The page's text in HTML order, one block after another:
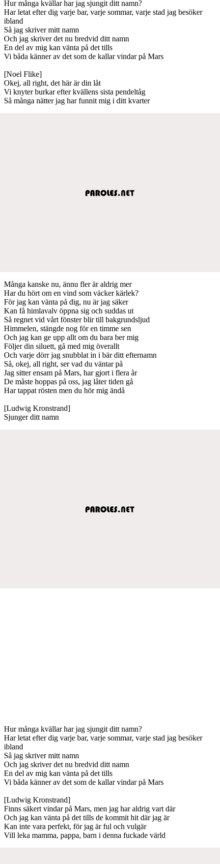
Hur många kvällar har jag sjungit ditt namn?
Har letat efter dig varje bar, varje sommar, varje stad jag besöker
ibland
Så jag skriver mitt namn
Och jag skriver det nu bredvid ditt namn
En del av mig kan vänta på det tills
Vi båda känner av det som de kallar vindar på Mars
[Noel Flike]
Okej, all right, det här är din låt
Vi knyter burkar efter kvällens sista pendeltåg
Så många nätter jag har funnit mig i ditt kvarter
Många kanske nu, ännu fler är aldrig mer
Har du hört om en vind som väcker kärlek?
För jag kan vänta på dig, nu är jag säker
Kan få himlavalv öppna sig och suddas ut
Så regnet vid vårt fönster blir till bakgrundsljud
Himmelen, stängde nog för en timme sen
Och jag kan ge upp allt om du bara ber mig
Följer din siluett, gå med mig överallt
Och varje dörr jag snubblat in i bär ditt efternamn
Så, okej, all right, ser vad du väntar på
Jag sitter ensam på Mars, har gjort i flera år
De måste hoppas på oss, jag låter tiden gå
Har tappat rösten men du hör mig ändå
[Ludwig Kronstrand]
Sjunger ditt namn
Hur många kvällar har jag sjungit ditt namn?
Har letat efter dig varje bar, varje sommar, varje stad jag besöker
ibland
Så jag skriver mitt namn
Och jag skriver det nu bredvid ditt namn
En del av mig kan vänta på det tills
Vi båda känner av det som de kallar vindar på Mars
[Ludwig Kronstrand]
Finns säkert vindar på Mars, men jag har aldrig vart där
Och jag kan vänta på det tills de kommit hit där jag är
Kan inte vara perfekt, för jag är ful och vulgär
Vill leka mamma, pappa, barn i denna fuckade värld